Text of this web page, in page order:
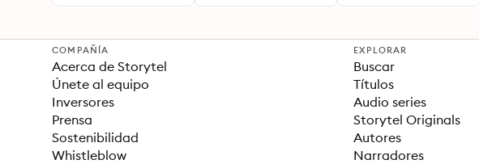
COMPAÑÍA
Acerca de Storytel
Únete al equipo
Inversores
Prensa
Sostenibilidad
Whistleblow
EXPLORAR
Buscar
Títulos
Audio series
Storytel Originals
Autores
Narradores